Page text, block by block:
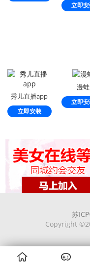
立即
秀儿直播app
立即安装
漫蛙
立即
苏
Copyright